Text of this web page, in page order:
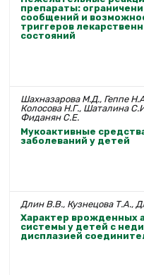
препараты:
сообщений и
триггеров
состояний
Шахназарова М.Д., Геппе
Колосова Н.Г., Шаталина
Фиданян С.Е.
Мукоактивные
заболеваний у детей
Длин В.В., Кузнецова Т.А.,
Характер врожденных
системы у детей с
дисплазией